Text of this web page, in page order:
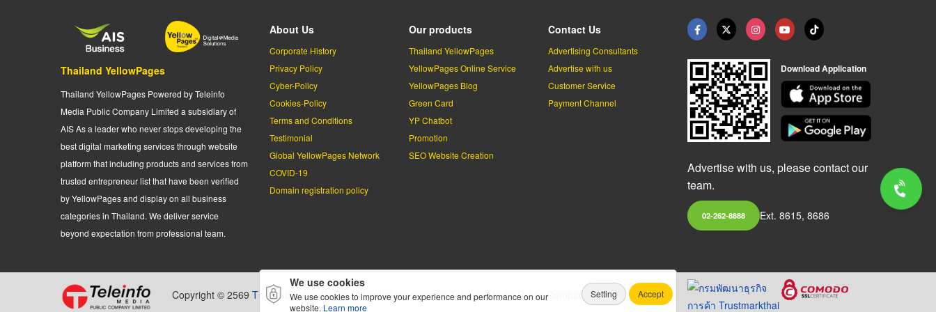
Thailand YellowPages
Thailand YellowPages Powered by Teleinfo
Media Public Company Limited a subsidiary of
AIS As a leader who never stops developing the
best digital marketing services through website
platform that including products and services from
trusted entrepreneur list that have been verified
by YellowPages and display on all business
categories in Thailand. We deliver service
beyond expectation from professional team.
About Us
Corporate History
Privacy Policy
Cyber-Policy
Cookies-Policy
Terms and Conditions
Testimonial
Global YellowPages Network
COVID-19
Domain registration policy
Our products
Thailand YellowPages
YellowPages Online Service
YellowPages Blog
Green Card
YP Chatbot
Promotion
SEO Website Creation
Contact Us
Advertising Consultants
Advertise with us
Customer Service
Payment Channel
Download Application
Advertise with us, please contact our
team.
02-262-8888 Ext. 8615, 8686
Copyright © 2569 Thailand YellowPages.All rights reserved byTeleinfo Media Public Company Limited.
We use cookies
We use cookies to improve your experience and performance on our
website. Learn more
Setting Accept